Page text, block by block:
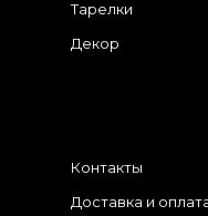
Тарелки
Декор
Контакты
Доставка и